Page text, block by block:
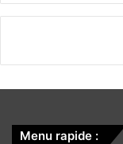
Menu rapide :